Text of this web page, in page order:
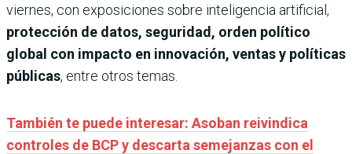
viernes, con exposiciones sobre inteligencia artificial,
protección de datos, seguridad, orden político
global con impacto en innovación, ventas y políticas
públicas, entre otros temas.
También te puede interesar: Asoban reivindica
controles de BCP y descarta semejanzas con el